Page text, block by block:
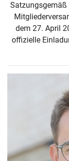
Satzungsgemäß
dem 27. April
offizielle